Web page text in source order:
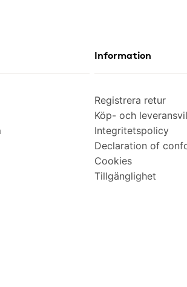
Information
Registrera retur
Köp- och
Integritetspolicy
Declaration of
Cookies
Tillgänglighet